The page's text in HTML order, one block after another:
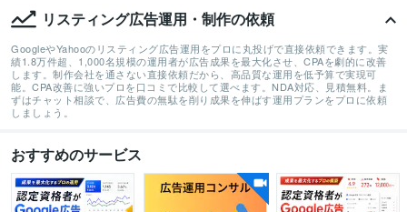
リスティング広告運用・制作の依頼
GoogleやYahooのリスティング広告運用をプロに丸投げで直接依頼できます。実
績1.8万件超、1,000名規模の運用者が広告成果を最大化させ、CPAを劇的に改善
します。制作会社を通さない直接依頼だから、高品質な運用を低予算で実現可
能。CPA改善に強いプロを口コミで比較して選べます。NDA対応、見積無料。ま
ずはチャット相談で、広告費の無駄を削り成果を伸ばす運用プランをプロに依頼
しましょう。
おすすめのサービス